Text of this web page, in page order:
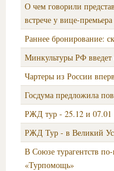
О чем говорили
встрече у вице-премьера
Раннее бронирование:
Минкультуры РФ введет
Чартеры из России
Госдума предложила
РЖД тур - 25.12 и 07.01
РЖД Тур - в Великий
В Союзе турагентств
«Турпомощь»